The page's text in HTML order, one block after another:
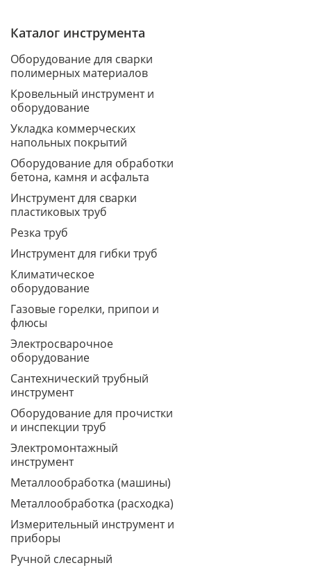
Каталог инструмента
Оборудование для сварки
полимерных материалов
Кровельный инструмент и
оборудование
Укладка коммерческих
напольных покрытий
Оборудование для обработки
бетона, камня и асфальта
Инструмент для сварки
пластиковых труб
Резка труб
Инструмент для гибки труб
Климатическое
оборудование
Газовые горелки, припои и
флюсы
Электросварочное
оборудование
Сантехнический трубный
инструмент
Оборудование для прочистки
и инспекции труб
Электромонтажный
инструмент
Металлообработка (машины)
Металлообработка (расходка)
Измерительный инструмент и
приборы
Ручной слесарный